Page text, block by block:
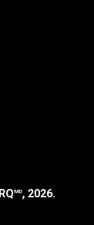
MD, 2026.